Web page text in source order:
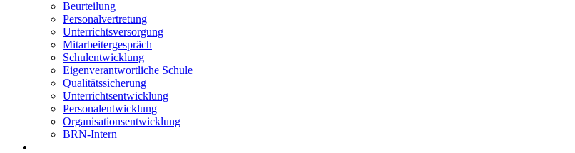
Beurteilung
Personalvertretung
Unterrichtsversorgung
Mitarbeitergespräch
Schulentwicklung
Eigenverantwortliche Schule
Qualitätssicherung
Unterrichtsentwicklung
Personalentwicklung
Organisationsentwicklung
BRN-Intern